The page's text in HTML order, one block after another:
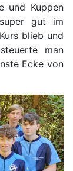
und Kuppen
gut im
blieb und
man
Ecke von